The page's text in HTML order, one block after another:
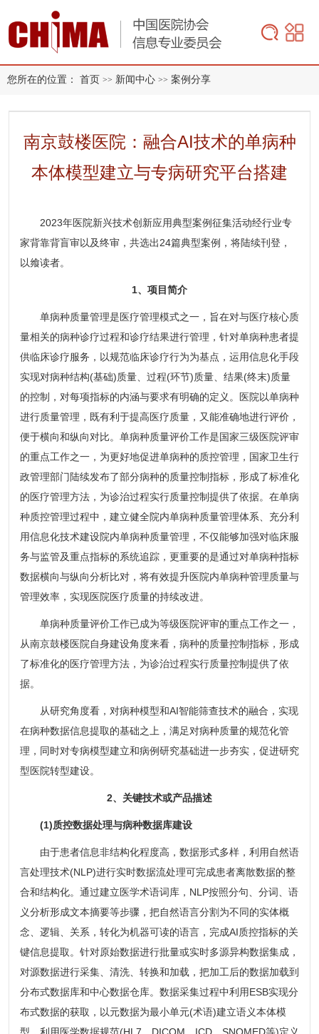
您所在的位置： 首页 >> 新闻中心 >> 案例分享
南京鼓楼医院：融合AI技术的单病种
本体模型建立与专病研究平台搭建
2023年医院新兴技术创新应用典型案例征集活动经行业专
家背靠背盲审以及终审，共选出24篇典型案例，将陆续刊登，
以飨读者。
1、项目简介
单病种质量管理是医疗管理模式之一，旨在对与医疗核心质
量相关的病种诊疗过程和诊疗结果进行管理，针对单病种患者提
供临床诊疗服务，以规范临床诊疗行为为基点，运用信息化手段
实现对病种结构(基础)质量、过程(环节)质量、结果(终末)质量
的控制，对每项指标的内涵与要求有明确的定义。医院以单病种
进行质量管理，既有利于提高医疗质量，又能准确地进行评价，
便于横向和纵向对比。单病种质量评价工作是国家三级医院评审
的重点工作之一，为更好地促进单病种的质控管理，国家卫生行
政管理部门陆续发布了部分病种的质量控制指标，形成了标准化
的医疗管理方法，为诊治过程实行质量控制提供了依据。在单病
种质控管理过程中，建立健全院内单病种质量管理体系、充分利
用信息化技术建设院内单病种质量管理，不仅能够加强对临床服
务与监管及重点指标的系统追踪，更重要的是通过对单病种指标
数据横向与纵向分析比对，将有效提升医院内单病种管理质量与
管理效率，实现医院医疗质量的持续改进。
单病种质量评价工作已成为等级医院评审的重点工作之一，
从南京鼓楼医院自身建设角度来看，病种的质量控制指标，形成
了标准化的医疗管理方法，为诊治过程实行质量控制提供了依
据。
从研究角度看，对病种模型和AI智能筛查技术的融合，实现
在病种数据信息提取的基础之上，满足对病种质量的规范化管
理，同时对专病模型建立和病例研究基础进一步夯实，促进研究
型医院转型建设。
2、关键技术或产品描述
(1)质控数据处理与病种数据库建设
由于患者信息非结构化程度高，数据形式多样，利用自然语
言处理技术(NLP)进行实时数据流处理可完成患者离散数据的整
合和结构化。通过建立医学术语词库，NLP按照分句、分词、语
义分析形成文本摘要等步骤，把自然语言分割为不同的实体概
念、逻辑、关系，转化为机器可读的语言，完成AI质控指标的关
键信息提取。针对原始数据进行批量或实时多源异构数据集成，
对源数据进行采集、清洗、转换和加载，把加工后的数据加载到
分布式数据库和中心数据仓库。数据采集过程中利用ESB实现分
布式数据的获取，以元数据为最小单元(术语)建立语义本体模
型，利用医学数据规范(HL7、DICOM、ICD、SNOMED等)定义